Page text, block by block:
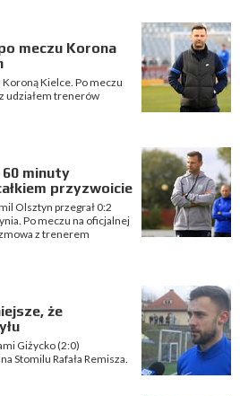
meczu Korona
Kielce. Po meczu
udziałem trenerów
minuty
przyzwoicie
Olsztyn przegrał 0:2
Po meczu na oficjalnej
z trenerem
że
Giżycko (2:0)
Stomilu Rafała Remisza.